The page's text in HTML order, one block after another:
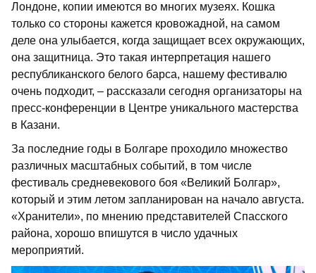
Лондоне, копии имеются во многих музеях. Кошка
только со стороны кажется кровожадной, на самом
деле она улыбается, когда защищает всех окружающих,
она защитница. Это такая интерпретация нашего
республиканского белого барса, нашему фестивалю
очень подходит, – рассказали сегодня организаторы на
пресс-конференции в Центре уникального мастерства
в Казани.
За последние годы в Болгаре проходило множество
различных масштабных событий, в том числе
фестиваль средневекового боя «Великий Болгар»,
который и этим летом запланирован на начало августа.
«Хранители», по мнению представителей Спасского
района, хорошо впишутся в число удачных
мероприятий.